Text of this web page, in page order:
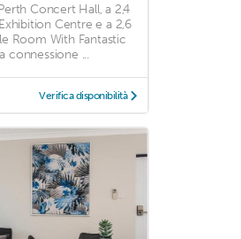
Concert Hall, a 2,4
Centre e a 2,6
Room With Fantastic
connessione ...
Verifica disponibilità